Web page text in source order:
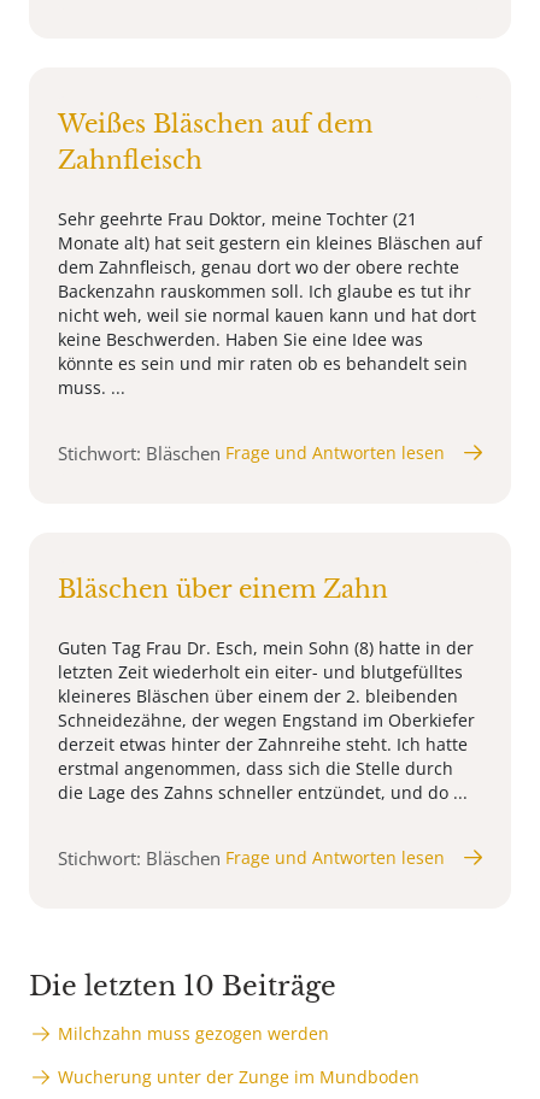
Weißes Bläschen auf dem
Zahnfleisch
Sehr geehrte Frau Doktor, meine Tochter (21
Monate alt) hat seit gestern ein kleines Bläschen auf
dem Zahnfleisch, genau dort wo der obere rechte
Backenzahn rauskommen soll. Ich glaube es tut ihr
nicht weh, weil sie normal kauen kann und hat dort
keine Beschwerden. Haben Sie eine Idee was
könnte es sein und mir raten ob es behandelt sein
muss. ...
Stichwort: Bläschen Frage und Antworten lesen
Bläschen über einem Zahn
Guten Tag Frau Dr. Esch, mein Sohn (8) hatte in der
letzten Zeit wiederholt ein eiter- und blutgefülltes
kleineres Bläschen über einem der 2. bleibenden
Schneidezähne, der wegen Engstand im Oberkiefer
derzeit etwas hinter der Zahnreihe steht. Ich hatte
erstmal angenommen, dass sich die Stelle durch
die Lage des Zahns schneller entzündet, und do ...
Stichwort: Bläschen Frage und Antworten lesen
Die letzten 10 Beiträge
Milchzahn muss gezogen werden
Wucherung unter der Zunge im Mundboden